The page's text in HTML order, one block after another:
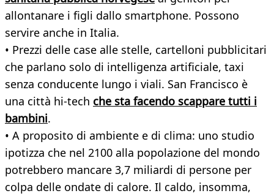
allontanare i figli dallo smartphone. Possono
servire anche in Italia.
• Prezzi delle case alle stelle, cartelloni pubblicitari
che parlano solo di intelligenza artificiale, taxi
senza conducente lungo i viali. San Francisco è
una città hi-tech che sta facendo scappare tutti i
bambini.
• A proposito di ambiente e di clima: uno studio
ipotizza che nel 2100 alla popolazione del mondo
potrebbero mancare 3,7 miliardi di persone per
colpa delle ondate di calore. Il caldo, insomma,